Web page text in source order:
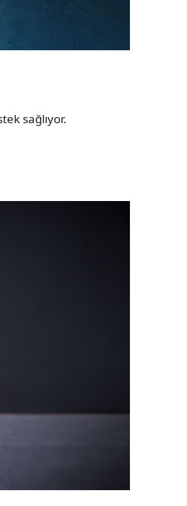
sağlıyor.